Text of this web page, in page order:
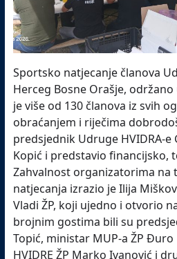
Sportsko natjecanje članova
Herceg Bosne Orašje,
je više od 130 članova iz svih
obraćanjem i riječima
predsjednik Udruge HVIDRA-e
Kopić i predstavio financijsko,
Zahvalnost organizatorima
natjecanja izrazio je Ilija
Vladi ŽP, koji ujedno i otvorio
brojnim gostima bili su
Topić, ministar MUP-a ŽP
HVIDRE ŽP Marko Ivanović i